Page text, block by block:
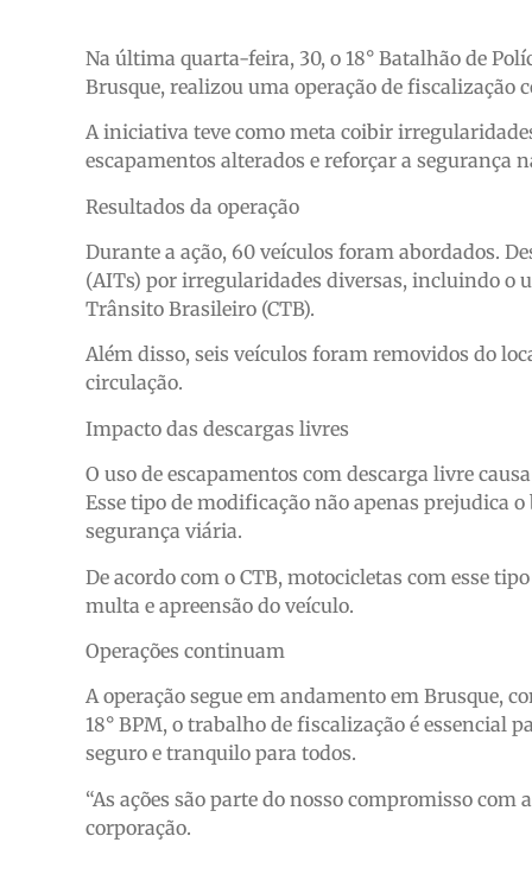
Na última quarta-feira, 30, o 18° Batalhão de
Brusque, realizou uma operação de fiscalização
A iniciativa teve como meta coibir
escapamentos alterados e reforçar a segurança
Resultados da operação
Durante a ação, 60 veículos foram abordados.
(AITs) por irregularidades diversas, incluindo o
Trânsito Brasileiro (CTB).
Além disso, seis veículos foram removidos do
circulação.
Impacto das descargas livres
O uso de escapamentos com descarga livre
Esse tipo de modificação não apenas prejudica
segurança viária.
De acordo com o CTB, motocicletas com esse
multa e apreensão do veículo.
Operações continuam
A operação segue em andamento em Brusque,
18° BPM, o trabalho de fiscalização é
seguro e tranquilo para todos.
“As ações são parte do nosso compromisso com
corporação.